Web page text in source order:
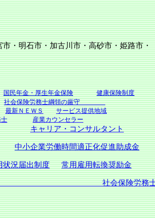
石市・加古川市・高砂市・姫路市・
国民年金・厚生年金保険
健康保険制度
社会保険労務士綱領の厳守
最新ＮＥＷＳ
サービス提供地域
産業カウンセラー
キャリア・コンサルタント
中小企業労働時間適正化促進助成金
状況届出制度 常用雇用転換奨励金
務所ト